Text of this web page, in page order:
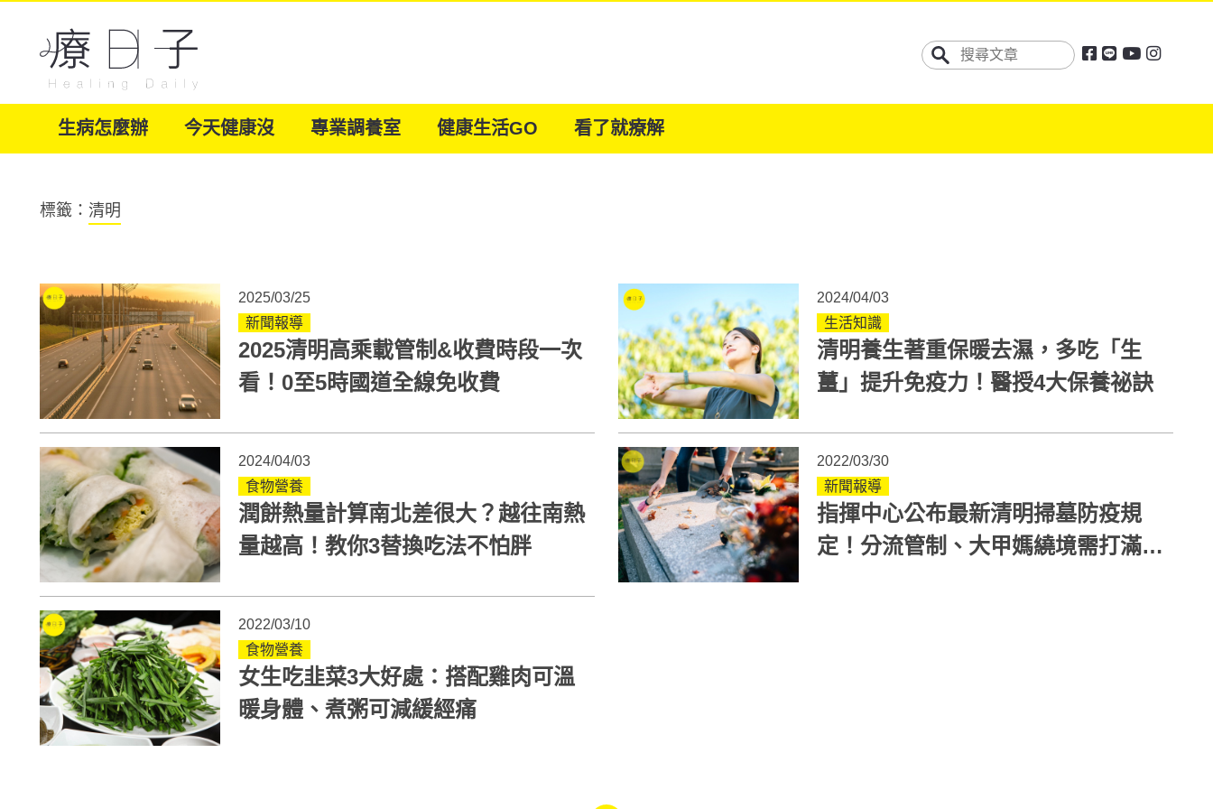
生病怎麼辦 今天健康沒 專業調養室 健康生活GO 看了就療解
標籤： 清明
2025/03/25
新聞報導
2025清明高乘載管制&收費時段一次
看！0至5時國道全線免收費
2024/04/03
生活知識
清明養生著重保暖去濕，多吃「生
薑」提升免疫力！醫授4大保養祕訣
2024/04/03
食物營養
潤餅熱量計算南北差很大？越往南熱
量越高！教你3替換吃法不怕胖
2022/03/30
新聞報導
指揮中心公布最新清明掃墓防疫規
定！分流管制、大甲媽繞境需打滿3
2022/03/10
食物營養
女生吃韭菜3大好處：搭配雞肉可溫
暖身體、煮粥可減緩經痛